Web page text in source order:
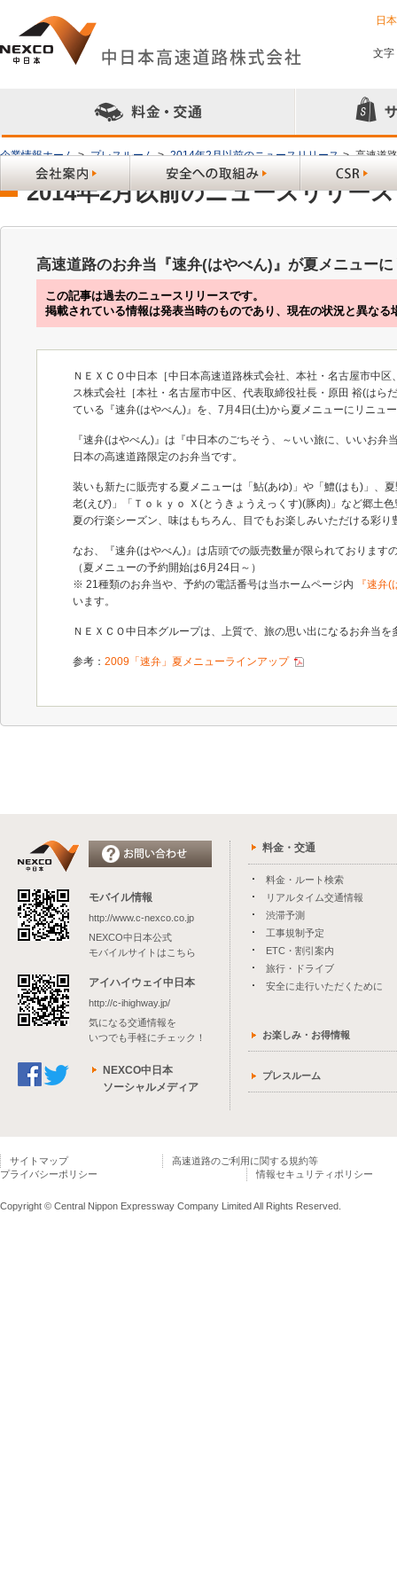
日
文字
企業情報ホーム > プレスルーム > 2014年2月以前のニュースリリース > 高速道
2014年2月以前のニュースリリース
高速道路のお弁当『速弁(はやべん)』が夏メニュー
この記事は過去のニュースリリースです。
掲載されている情報は発表当時のものであり、現在の状況と異なる
ＮＥＸＣＯ中日本［中日本高速道路株式会社、本社・名古屋市中
ス株式会社［本社・名古屋市中区、代表取締役社長・原田 裕(は
ている『速弁(はやべん)』を、7月4日(土)から夏メニューにリニュ
『速弁(はやべん)』は『中日本のごちそう、～いい旅に、いいお
日本の高速道路限定のお弁当です。
装いも新たに販売する夏メニューは「鮎(あゆ)」や「鱧(はも)」、
老(えび)」「Ｔｏｋｙｏ Ｘ(とうきょうえっくす)(豚肉)」など郷土
夏の行楽シーズン、味はもちろん、目でもお楽しみいただける彩
なお、『速弁(はやべん)』は店頭での販売数量が限られておりま
（夏メニューの予約開始は6月24日～）
※ 21種類のお弁当や、予約の電話番号は当ホームページ内
『速弁
います。
ＮＥＸＣＯ中日本グループは、上質で、旅の思い出になるお弁当
参考： 2009「速弁」夏メニューラインアップ
モバイル情報
http://www.c-nexco.co.jp
NEXCO中日本公式
モバイルサイトはこちら
アイハイウェイ中日本
http://c-ihighway.jp/
気になる交通情報を
いつでも手軽にチェック！
NEXCO中日本
ソーシャルメディア
料金・交通
料金・ルート検索
リアルタイム交通情報
渋滞予測
工事規制予定
ETC・割引案内
旅行・ドライブ
安全に走行いただくために
お楽しみ・お得情報
プレスルーム
サイトマップ
高速道路のご利用に関する規約等
プライバシーポリシー
情報セキュリティポリシー
Copyright © Central Nippon Expressway Company Limited All Rights Reserved.